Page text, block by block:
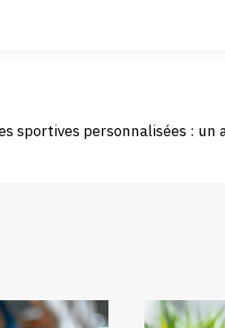
sportives personnalisées :